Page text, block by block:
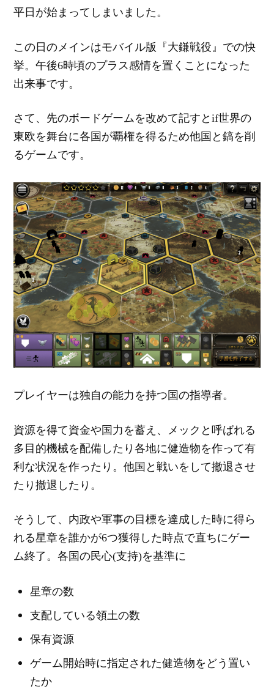
平日が始まってしまいました。
この日のメインはモバイル版『大鎌戦役』での快
挙。午後6時頃のプラス感情を置くことになった
出来事です。
さて、先のボードゲームを改めて記すとif世界の
東欧を舞台に各国が覇権を得るため他国と鎬を削
るゲームです。
プレイヤーは独自の能力を持つ国の指導者。
資源を得て資金や国力を蓄え、メックと呼ばれる
多目的機械を配備したり各地に健造物を作って有
利な状況を作ったり。他国と戦いをして撤退させ
たり撤退したり。
そうして、内政や軍事の目標を達成した時に得ら
れる星章を誰かが6つ獲得した時点で直ちにゲー
ム終了。各国の民心(支持)を基準に
星章の数
支配している領土の数
保有資源
ゲーム開始時に指定された健造物をどう置い
たか